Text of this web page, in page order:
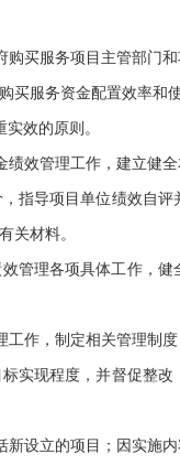
买服务项目主管部门
买服务资金配置效率和
效的原则。
效管理工作，建立健
指导项目单位绩效自
关材料。
管理各项具体工作，
作，制定相关管理制
实现程度，并督促整
设立的项目；因实施